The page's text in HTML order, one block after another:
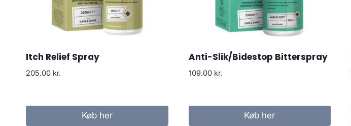
Itch Relief Spray
205.00 kr.
Køb her
Anti-Slik/Bidestop Bitterspray
109.00 kr.
Køb her